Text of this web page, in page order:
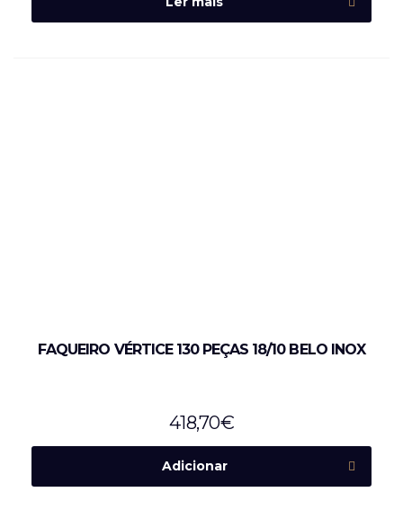
FAQUEIRO VÉRTICE 130 PEÇAS 18/10 BELO INOX
418,70€
Adicionar